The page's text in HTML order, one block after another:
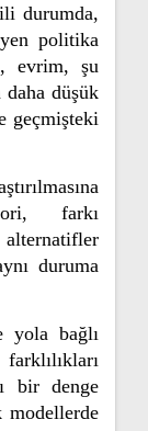
durumda,
politika
evrim, şu
daha düşük
geçmişteki
farkı
alternatifler
duruma
yola bağlı
bir denge
modellerde